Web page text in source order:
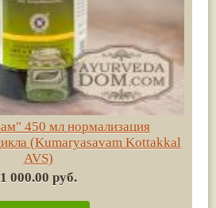
450 мл нормализация
(Kumaryasavam Kottakkal
AVS)
1 000.00 руб.